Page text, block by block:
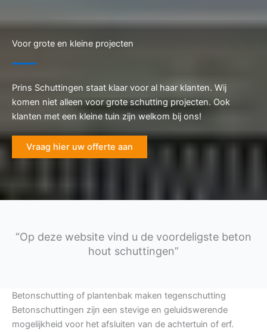
Voor grote en kleine projecten
Prins Schuttingen staat klaar voor al haar klanten. Wij
komen niet alleen voor grote schutting projecten. Ook
klanten met een kleine tuin zijn welkom bij ons!
Vraag hier uw offerte aan
“Op deze website vind u de voordeligste beton
hout schuttingen”
Betonschutting of plantenbak maken tegenschutting
Betonschuttingen zijn een stevige en geluidswerende
mogelijkheid voor het afsluiten van de achtertuin of erf.